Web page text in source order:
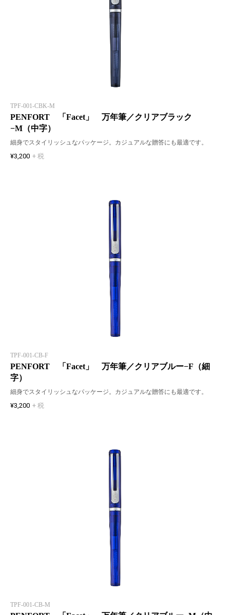
TPF-001-CBK-M
PENFORT 「Facet」 万年筆／クリアブラック
−M（中字）
細身でスタイリッシュなパッケージ。カジュアルな贈答にも最適です。
¥3,200 + 税
TPF-001-CB-F
PENFORT 「Facet」 万年筆／クリアブルー−F（細
字）
細身でスタイリッシュなパッケージ。カジュアルな贈答にも最適です。
¥3,200 + 税
TPF-001-CB-M